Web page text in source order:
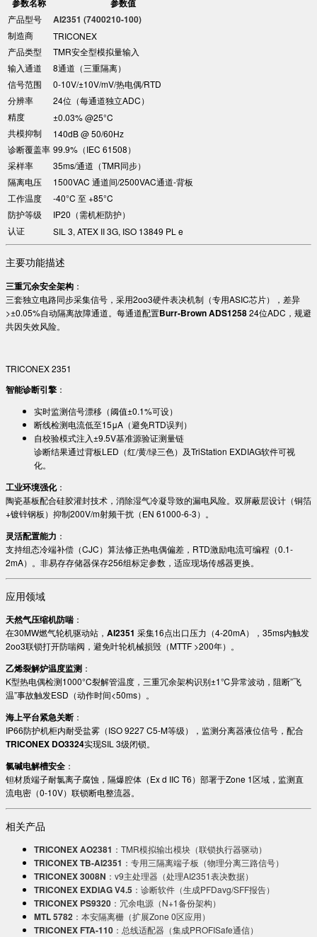
参数名称 参数值
产品型号 AI2351 (7400210-100)
制造商
TRICONEX
产品类型
TMR安全型模拟量输入
输入通道
8通道（三重隔离）
信号范围
0-10V/±10V/mV/热电偶/RTD
分辨率
24位（每通道独立ADC）
精度
±0.03% @25°C
共模抑制
140dB @ 50/60Hz
诊断覆盖率 99.9%（IEC 61508）
采样率
35ms/通道（TMR同步）
隔离电压
1500VAC 通道间/2500VAC通道-背板
工作温度
-40°C 至 +85°C
防护等级
IP20（需机柜防护）
认证
SIL 3, ATEX II 3G, ISO 13849 PL e
主要功能描述
三重冗余安全架构 ：
三套独立电路同步采集信号，采用2oo3硬件表决机制（专用ASIC芯片），差异
>±0.05%自动隔离故障通道。每通道配置Burr-Brown ADS125824位ADC，规避
共因失效风险。
TRICONEX 2351
智能诊断引擎 ：
实时监测信号漂移（阈值±0.1%可设）
断线检测电流低至15μA（避免RTD误判）
自校验模式注入±9.5V基准源验证测量链
诊断结果通过背板LED（红/黄/绿三色）及TriStation EXDIAG软件可视
化。
工业环境强化：
陶瓷基板配合硅胶灌封技术，消除湿气冷凝导致的漏电风险。双屏蔽层设计（铜箔
+镀锌钢板）抑制200V/m射频干扰（EN 61000-6-3）。
灵活配置能力 ：
支持组态冷端补偿（CJC）算法修正热电偶偏差，RTD激励电流可编程（0.1-
2mA）。非易存存储器保存256组标定参数，适应现场传感器更换。
应用领域
天然气压缩机防喘：
在30MW燃气轮机驱动站，​ AI2351 采集16点出口压力（4-20mA），35ms内触发
2oo3联锁打开防喘阀，避免叶轮机械损毁（MTTF >200年）。
乙烯裂解炉温度监测 ：
K型热电偶检测1000°C裂解管温度，三重冗余架构识别±1℃异常波动，阻断”飞
温”事故触发ESD（动作时间<50ms）。
海上平台紧急关断 ：
IP66防护机柜内耐受盐雾（ISO 9227 C5-M等级），监测分离器液位信号，配合
TRICONEX DO3324实现SIL 3级闭锁。
氯碱电解槽安全 ：
钽材质端子耐氯离子腐蚀，隔爆腔体（Ex d IIC T6）部署于Zone 1区域，监测直
流电密（0-10V）联锁断电整流器。
相关产品
TRICONEX AO2381 ：TMR模拟输出模块（联锁执行器驱动）
TRICONEX TB-AI2351 ：专用三隔离端子板（物理分离三路信号）
TRICONEX 3008N ：v9主处理器（处理AI2351表决数据）
TRICONEX EXDIAG V4.5 ：诊断软件（生成PFDavg/SFF报告）
TRICONEX PS9320 ：冗余电源（N+1备份架构）
MTL 5782 ：本安隔离栅（扩展Zone 0区应用）
TRICONEX FTA-110 ：总线适配器（集成PROFISafe通信）